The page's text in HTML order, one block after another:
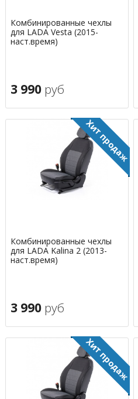
Комбинированные чехлы
для LADA Vesta (2015-
наст.время)
3 990 руб
Комбинированные чехлы
для LADA Kalina 2 (2013-
наст.время)
3 990 руб